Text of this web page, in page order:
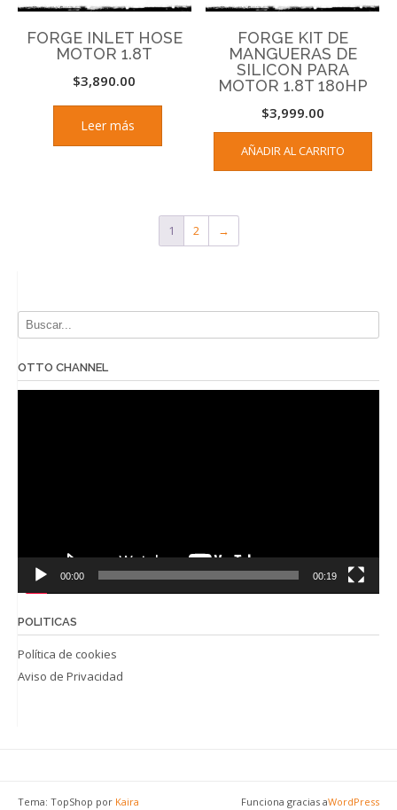
FORGE INLET HOSE
MOTOR 1.8T
$3,890.00
Leer más
FORGE KIT DE
MANGUERAS DE
SILICON PARA
MOTOR 1.8T 180HP
$3,999.00
AÑADIR AL CARRITO
1 2 →
OTTO CHANNEL
00:00 00:19
POLITICAS
Política de cookies
Aviso de Privacidad
Tema: TopShop por Kaira Funciona gracias aWordPress